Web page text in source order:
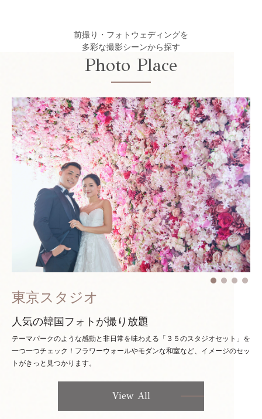
前撮り・フォトウェディングを
多彩な撮影シーンから探す
Photo Place
東京スタジオ
人気の韓国フォトが撮り放題
テーマパークのような感動と非日常を味わえる「３５のスタジオセット」を
一つ一つチェック！ フラワーウォールやモダンな和室など、イメージのセッ
トがきっと見つかります。
View All